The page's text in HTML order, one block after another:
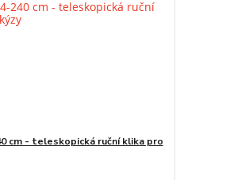
cm - teleskopická ruční klika pro